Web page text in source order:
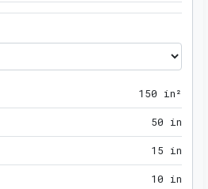
1 50 in²
50 in
1 5 in
10 in